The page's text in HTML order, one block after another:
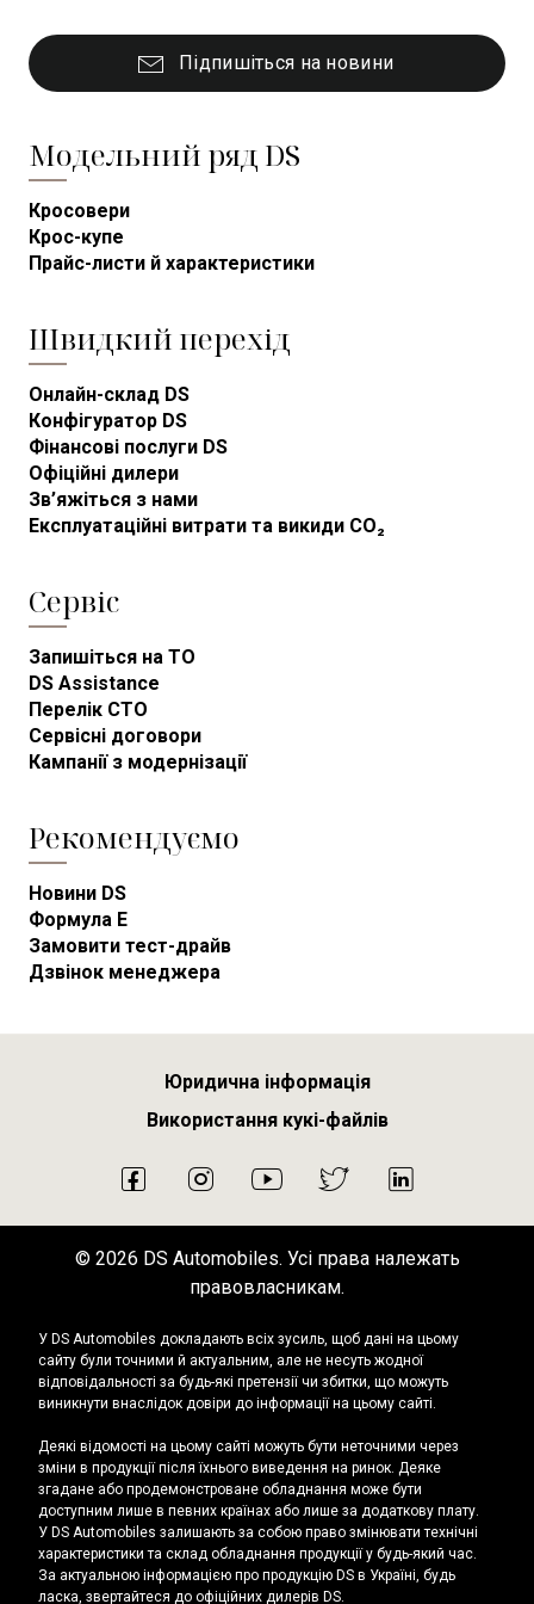
Підпишіться на новини
Модельний ряд DS
Кросовери
Крос-купе
Прайс-листи й характеристики
Швидкий перехід
Онлайн-склад DS
Конфігуратор DS
Фінансові послуги DS
Офіційні дилери
Зв’яжіться з нами
Експлуатаційні витрати та викиди CO₂
Сервіс
Запишіться на ТО
DS Assistance
Перелік СТО
Сервісні договори
Кампанії з модернізації
Рекомендуємо
Новини DS
Формула E
Замовити тест-драйв
Дзвінок менеджера
Юридична інформація
Використання кукі-файлів
2026 DS Automobiles. Усі права належать
правовласникам.
У DS Automobiles докладають всіх зусиль, щоб дані на цьому
сайту були точними й актуальним, але не несуть жодної
відповідальності за будь-які претензії чи збитки, що можуть
виникнути внаслідок довіри до інформації на цьому сайті.
Деякі відомості на цьому сайті можуть бути неточними через
зміни в продукції після їхнього виведення на ринок. Деяке
згадане або продемонстроване обладнання може бути
доступним лише в певних країнах або лише за додаткову плату.
У DS Automobiles залишають за собою право змінювати технічні
характеристики та склад обладнання продукції у будь-який час.
За актуальною інформацією про продукцію DS в Україні, будь
ласка, звертайтеся до офіційних дилерів DS.